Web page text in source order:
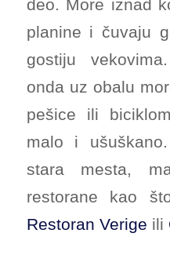
deo. More iznad
planine i čuvaju
gostiju
onda uz obalu
pešice ili
malo i
stara mesta,
restorane kao
Restoran Verige ili